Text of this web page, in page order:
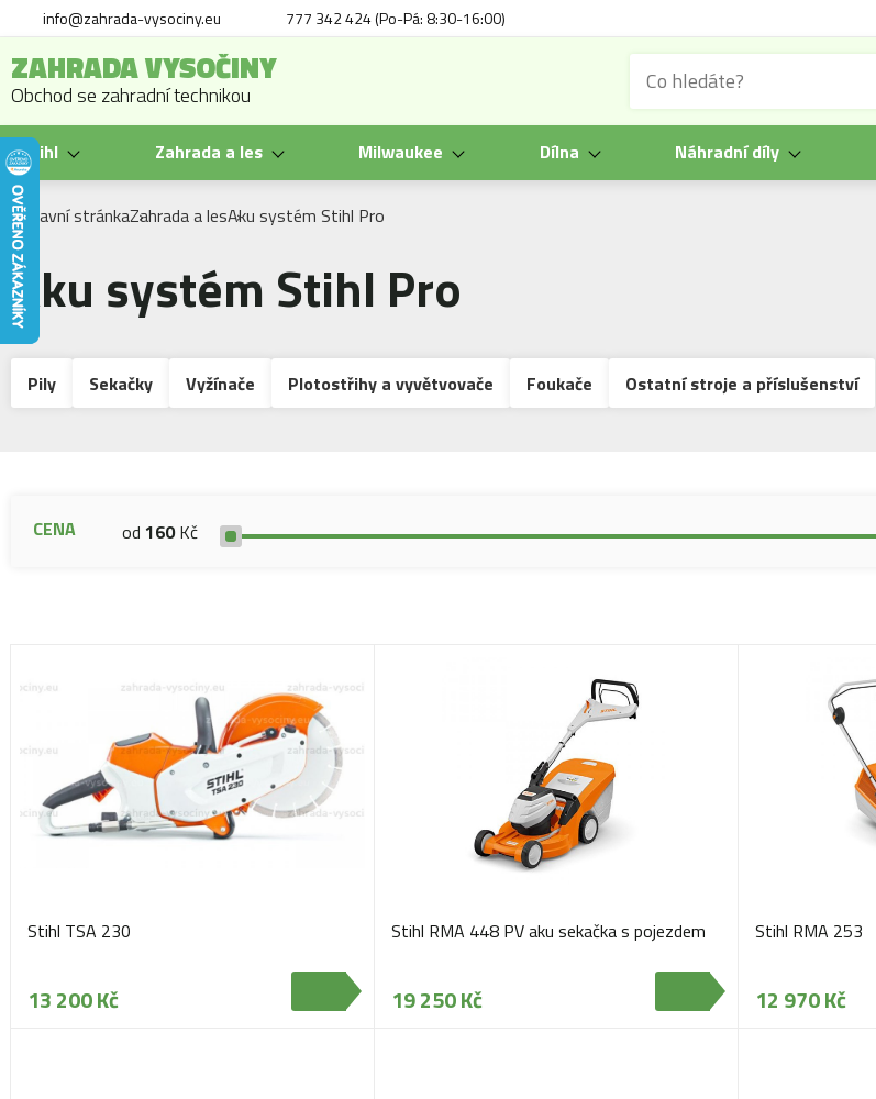
info@zahrada-vysociny.eu 777 342 424 (Po-Pá: 8:30-16:00)
ZAHRADA VYSOČINY
Obchod se zahradní technikou
Stihl Zahrada a les Milwaukee Dílna Náhradní díly
Hlavní stránkaZahrada a lesAku systém Stihl Pro
Aku systém Stihl Pro
Pily Sekačky Vyžínače Plotostřihy a vyvětvovače Foukače Ostatní stroje a příslušenství
CENA od 160Kč
Stihl TSA 230
13 200 Kč
Stihl RMA 448 PV aku sekačka s pojezdem
19 250 Kč
Stihl RMA 253
12 970 Kč